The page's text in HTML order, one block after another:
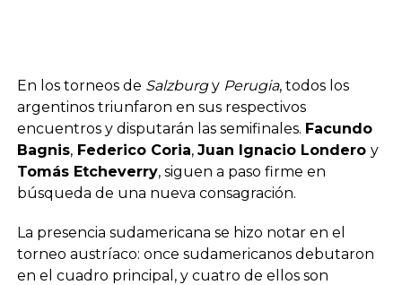
En los torneos de Salzburgy Perugia, todos los
argentinos triunfaron en sus respectivos
encuentros y disputarán las semifinales. Facundo
Bagnis,Federico Coria, Juan Ignacio Londero y
Tomás Etcheverry, siguen a paso firme en
búsqueda de una nueva consagración.
La presencia sudamericana se hizo notar en el
torneo austríaco: once sudamericanos debutaron
en el cuadro principal, y cuatro de ellos son